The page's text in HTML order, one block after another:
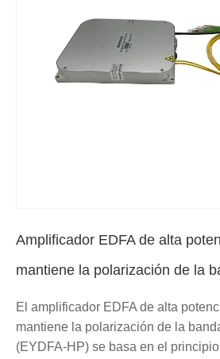
Amplificador EDFA de alta
mantiene la polarización de la
El amplificador EDFA de alta
mantiene la polarización de la
(EYDFA-HP) se basa en el